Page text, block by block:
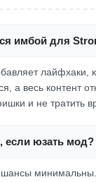
имбой для
лайфхаки,
а весь контент
и не тратить
если юзать мод?
минимальны.